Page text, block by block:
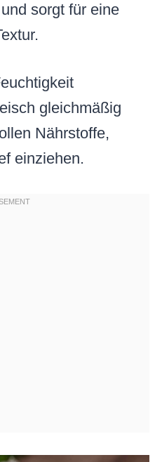
sorgt für eine
gleichmäßig
Nährstoffe,
einziehen.